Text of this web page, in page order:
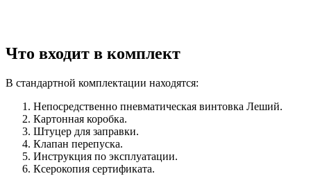
Что входит в комплект
В стандартной комплектации находятся:
Непосредственно пневматическая винтовка Леший.
Картонная коробка.
Штуцер для заправки.
Клапан перепуска.
Инструкция по эксплуатации.
Ксерокопия сертификата.